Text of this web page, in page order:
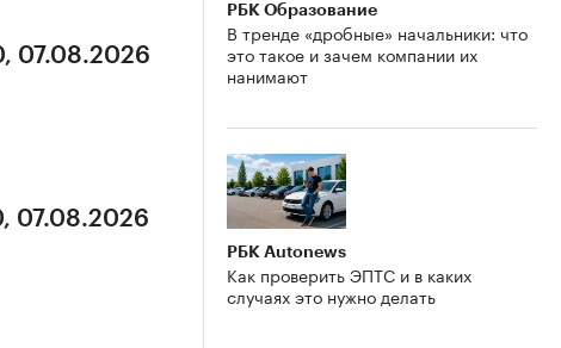
07.08.2026
07.08.2026
РБК Образование
В тренде «дробные» начальники: что
это такое и зачем компании их
нанимают
РБК Autonews
Как проверить ЭПТС и в каких
случаях это нужно делать